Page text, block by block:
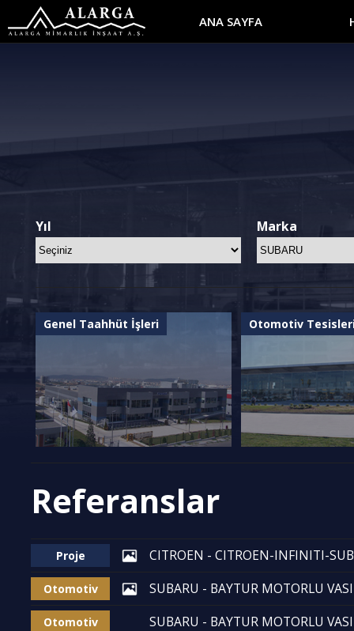
ANA SAYFA
Yıl Marka
Genel Taahhüt İşleri Otomotiv
Referanslar
Proje CITROEN - CITROEN-INFINITI-
Otomotiv SUBARU - BAYTUR MOTORLU
Otomotiv SUBARU - BAYTUR MOTORLU